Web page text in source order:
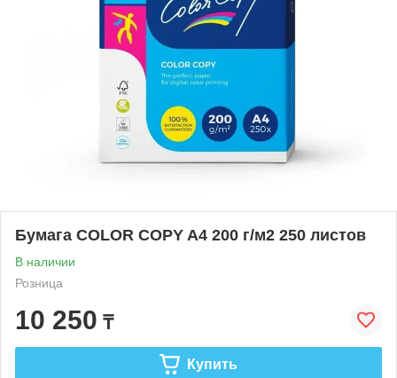
Бумага COLOR COPY A4 200 г/м2 250 листов
В наличии
Розница
10 250 ₸
Купить